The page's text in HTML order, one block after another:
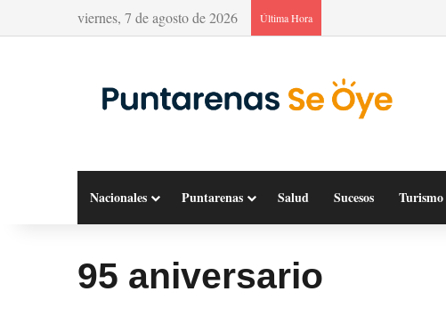
viernes, 7 de agosto de 2026 Última Hora
Nacionales Puntarenas Salud Sucesos Turismo
95 aniversario